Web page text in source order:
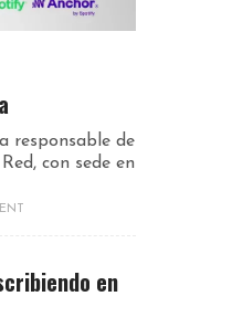
responsable de
con sede en
en